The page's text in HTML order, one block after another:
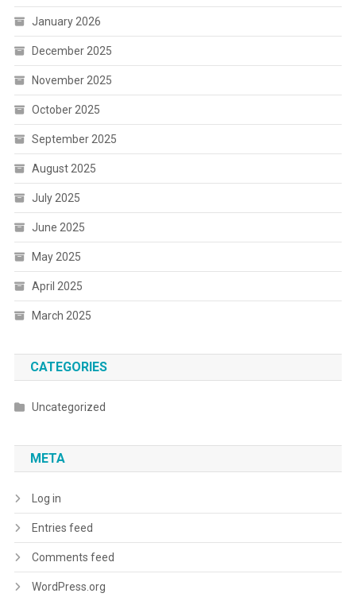
January 2026
December 2025
November 2025
October 2025
September 2025
August 2025
July 2025
June 2025
May 2025
April 2025
March 2025
CATEGORIES
Uncategorized
META
Log in
Entries feed
Comments feed
WordPress.org